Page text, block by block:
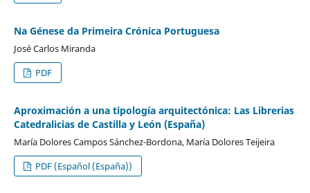
Na Génese da Primeira Crónica Portuguesa
José Carlos Miranda
PDF
Aproximación a una tipología arquitectónica: Las Librerias
Catedralicias de Castilla y León (España)
María Dolores Campos Sánchez-Bordona, María Dolores Teijeira
PDF (Español (España))